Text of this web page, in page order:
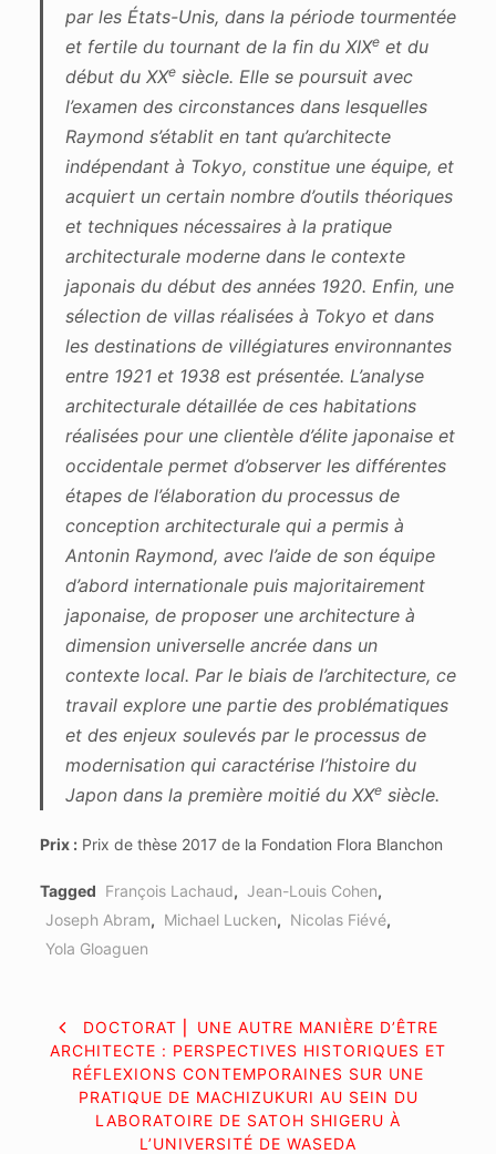
par les États-Unis, dans la période tourmentée
et fertile du tournant de la fin du XIXeet du
début du XXesiècle. Elle se poursuit avec
l’examen des circonstances dans lesquelles
Raymond s’établit en tant qu’architecte
indépendant à Tokyo, constitue une équipe, et
acquiert un certain nombre d’outils théoriques
et techniques nécessaires à la pratique
architecturale moderne dans le contexte
japonais du début des années 1920. Enfin, une
sélection de villas réalisées à Tokyo et dans
les destinations de villégiatures environnantes
entre 1921 et 1938 est présentée. L’analyse
architecturale détaillée de ces habitations
réalisées pour une clientèle d’élite japonaise et
occidentale permet d’observer les différentes
étapes de l’élaboration du processus de
conception architecturale qui a permis à
Antonin Raymond, avec l’aide de son équipe
d’abord internationale puis majoritairement
japonaise, de proposer une architecture à
dimension universelle ancrée dans un
contexte local. Par le biais de l’architecture, ce
travail explore une partie des problématiques
et des enjeux soulevés par le processus de
modernisation qui caractérise l’histoire du
Japon dans la première moitié du XXesiècle.
Prix :Prix de thèse 2017 de la Fondation Flora Blanchon
Tagged François Lachaud, Jean-Louis Cohen,
Joseph Abram, Michael Lucken, Nicolas Fiévé,
Yola Gloaguen
NAVIGATION
DE
L’ARTICLE
DOCTORAT ⎜ UNE AUTRE MANIÈRE D’ÊTRE
ARCHITECTE : PERSPECTIVES HISTORIQUES ET
RÉFLEXIONS CONTEMPORAINES SUR UNE
PRATIQUE DE MACHIZUKURI AU SEIN DU
LABORATOIRE DE SATOH SHIGERU À
L’UNIVERSITÉ DE WASEDA